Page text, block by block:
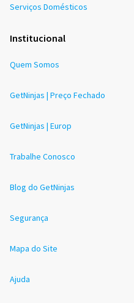
Serviços Domésticos
Institucional
Quem Somos
GetNinjas | Preço Fechado
GetNinjas | Europ
Trabalhe Conosco
Blog do GetNinjas
Segurança
Mapa do Site
Ajuda